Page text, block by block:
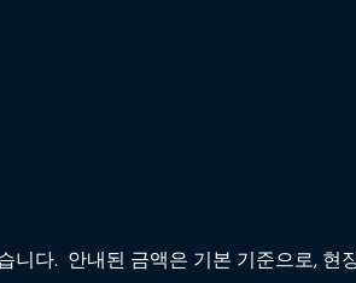
다. 안내된 금액은 기본 기준으로, 현장